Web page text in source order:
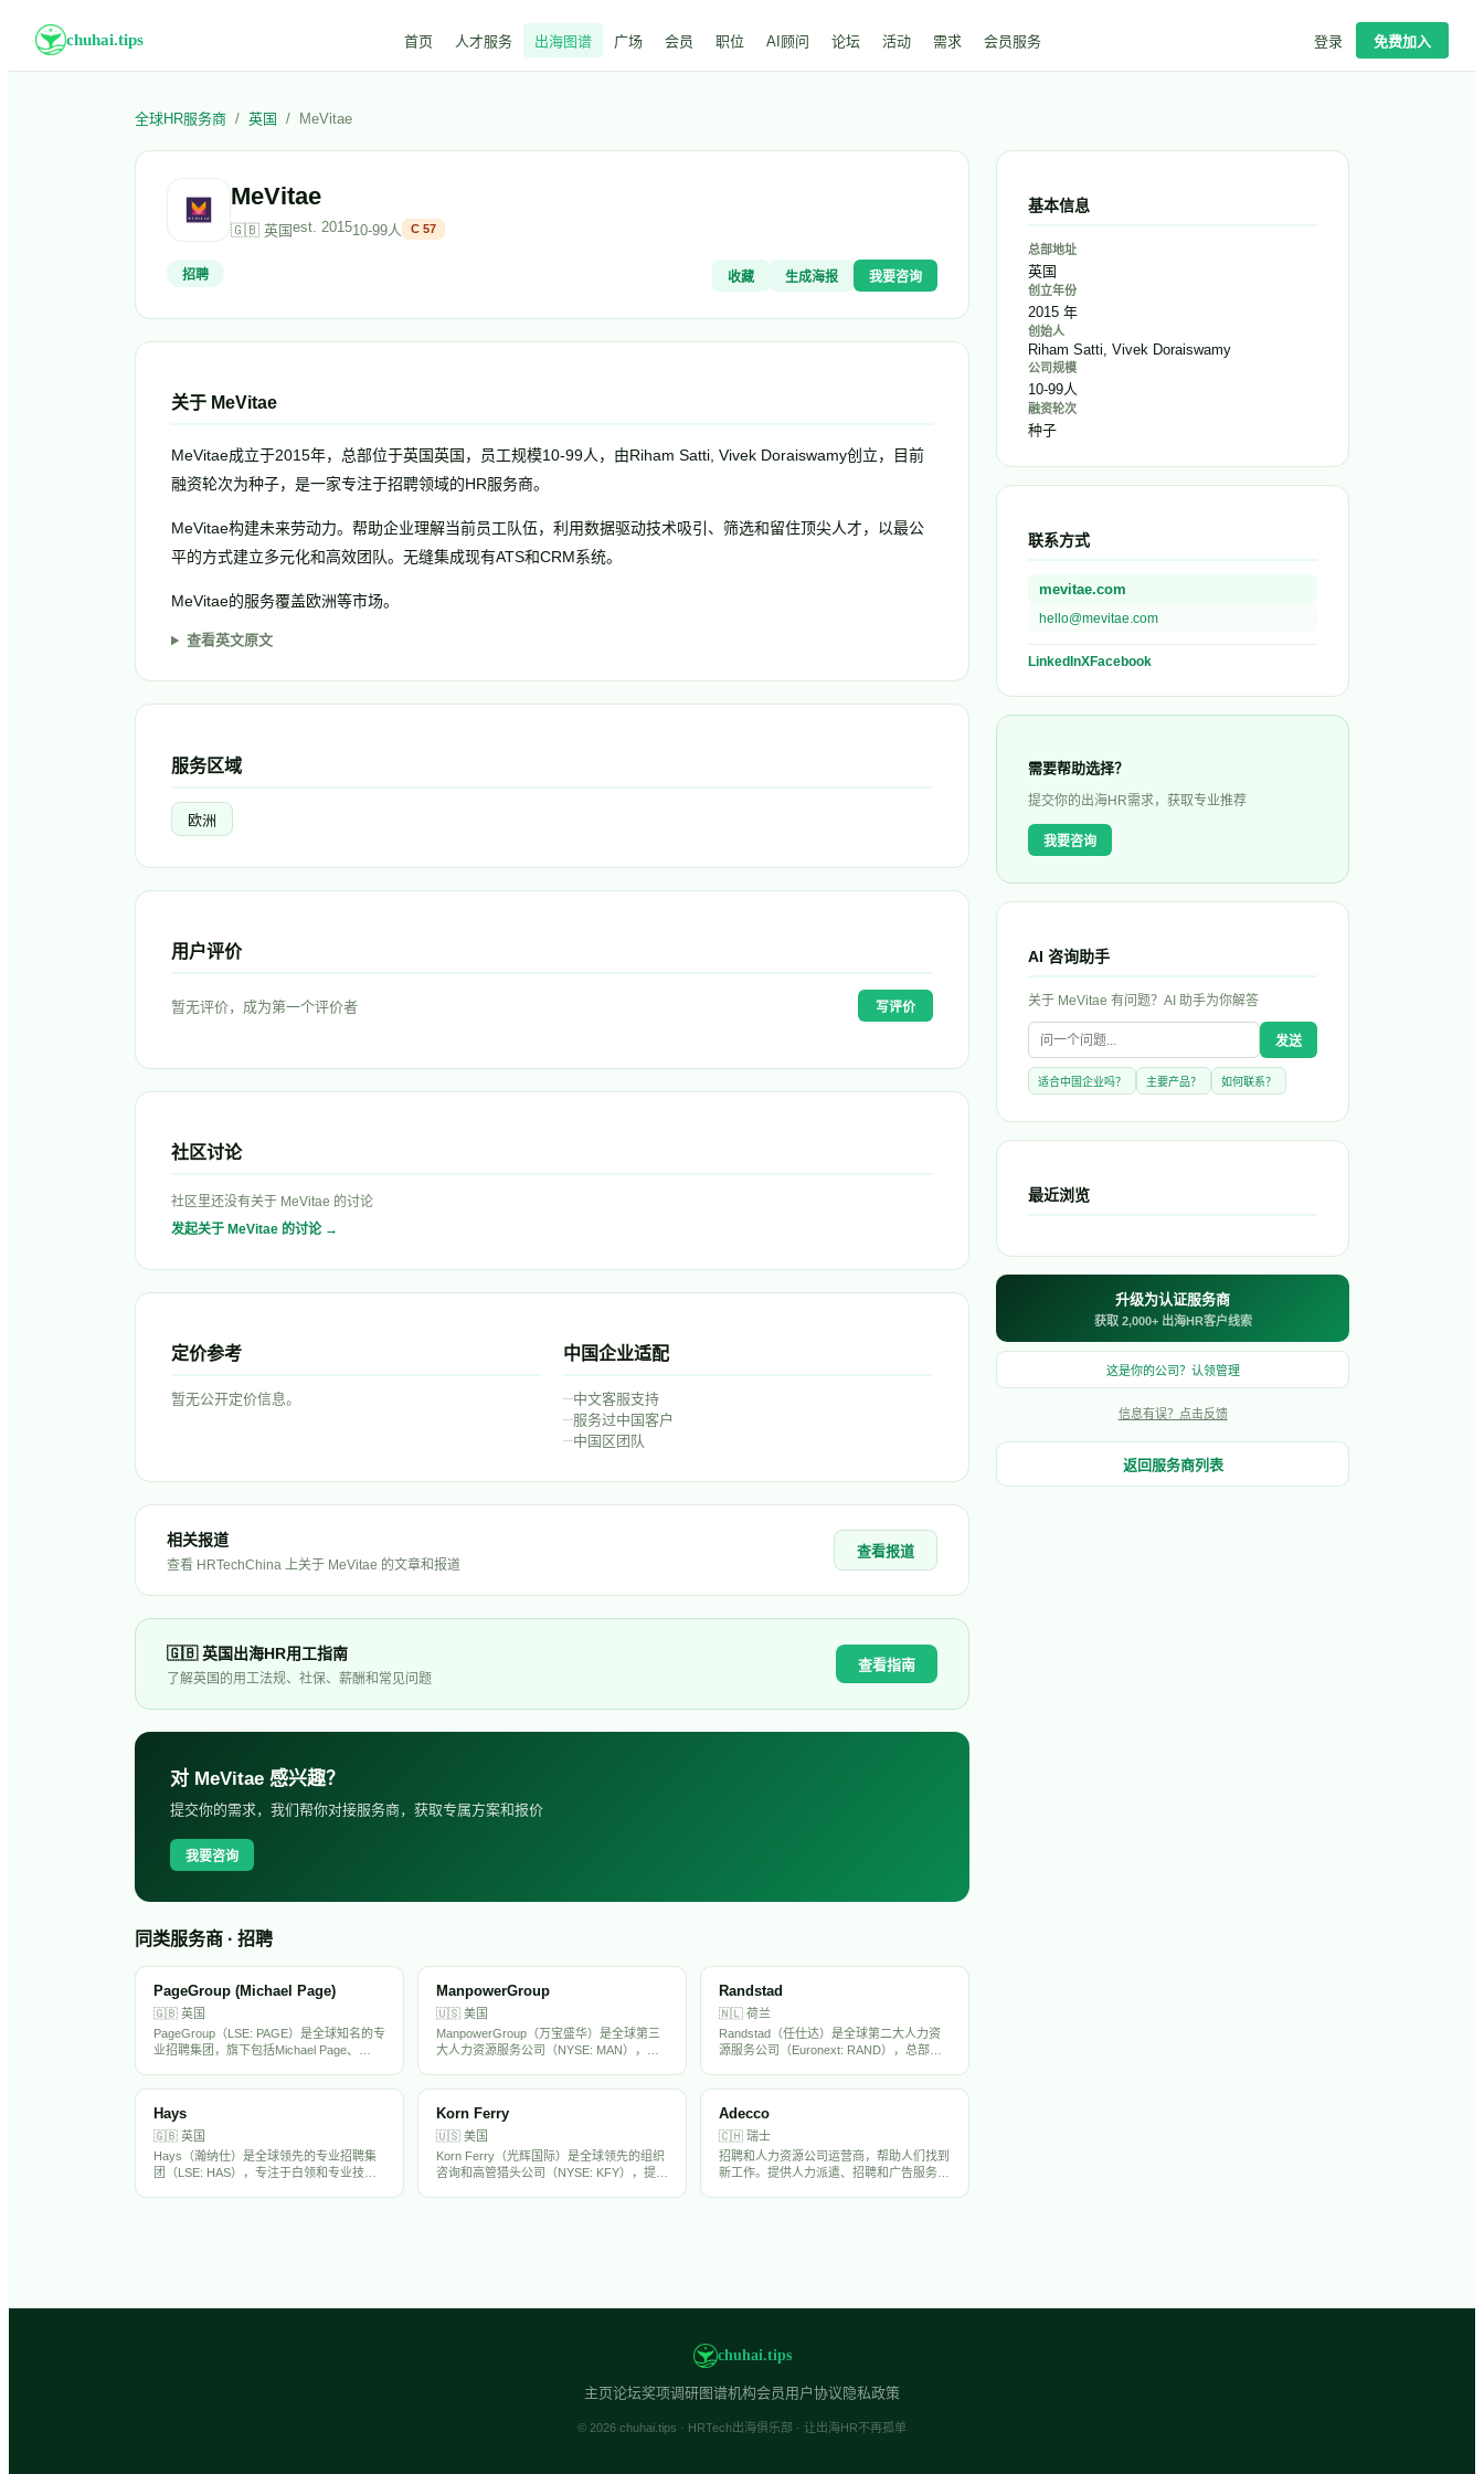
chuhai.tips 首页 人才服务 出海图谱 广场 会员 职位 AI顾问 论坛 活动 需求 会员服务 登录 免费加入
全球HR服务商 / 英国 / MeVitae
MeVitae
🇬🇧 英国est. 201510-99人 C 57
招聘 收藏 生成海报 我要咨询
关于 MeVitae
MeVitae成立于2015年，总部位于英国英国，员工规模10-99人，由Riham Satti, Vivek Doraiswamy创立，目前
融资轮次为种子，是一家专注于招聘领域的HR服务商。
MeVitae构建未来劳动力。帮助企业理解当前员工队伍，利用数据驱动技术吸引、筛选和留住顶尖人才，以最公
平的方式建立多元化和高效团队。无缝集成现有ATS和CRM系统。
MeVitae的服务覆盖欧洲等市场。
查看英文原文
服务区域
欧洲
用户评价
暂无评价，成为第一个评价者 写评价
社区讨论
社区里还没有关于 MeVitae 的讨论
发起关于 MeVitae 的讨论 →
定价参考
暂无公开定价信息。
中国企业适配
–中文客服支持
–服务过中国客户
–中国区团队
相关报道
查看 HRTechChina 上关于 MeVitae 的文章和报道
查看报道
🇬🇧 英国出海HR用工指南
了解英国 的用工法规、社保、薪酬和常见问题
查看指南
对 MeVitae 感兴趣？
提交你的需求，我们帮你对接服务商，获取专属方案和报价
我要咨询
同类服务商 · 招聘
PageGroup (Michael Page)
🇬🇧 英国
PageGroup（LSE: PAGE）是全球知名的专
业招聘集团，旗下包括Michael Page、
程、法律等专业领域。PageGroup在中国大
陆和香港均有运营，是出海企业常用的海外
招聘伙伴。
ManpowerGroup
🇺🇸 美国
ManpowerGroup（万宝盛华）是全球第三
大人力资源服务公司（NYSE: MAN），旗
动力解决方案，年营收约190亿美元。万宝
盛华在中国市场深耕多年，是出海企业的重
要HR服务伙伴。
Randstad
🇳🇱 荷兰
Randstad（任仕达）是全球第二大人力资
源服务公司（Euronext: RAND），总部位
分支机构，是出海企业海外招聘的重要合作
伙伴。
Hays
🇬🇧 英国
Hays（瀚纳仕）是全球领先的专业招聘集
团（LSE: HAS），专注于白领和专业技术
Korn Ferry
🇺🇸 美国
Korn Ferry（光辉国际）是全球领先的组织
咨询和高管猎头公司（NYSE: KFY），提供
Adecco
🇨🇭 瑞士
招聘和人力资源公司运营商，帮助人们找到
新工作。提供人力派遣、招聘和广告服务，
基本信息
总部地址
英国
创立年份
2015 年
创始人
Riham Satti, Vivek Doraiswamy
公司规模
10-99人
融资轮次
种子
联系方式
mevitae.com
hello@mevitae.com
LinkedInXFacebook
需要帮助选择？
提交你的出海HR需求，获取专业推荐
我要咨询
AI 咨询助手
关于 MeVitae 有问题？AI 助手为你解答
发送
适合中国企业吗？ 主要产品？ 如何联系？
最近浏览
升级为认证服务商
获取 2,000+ 出海HR客户线索
这是你的公司？认领管理
信息有误？点击反馈
返回服务商列表
chuhai.tips
主页论坛奖项调研图谱机构会员 用户协议 隐私政策
© 2026 chuhai.tips · HRTech出海俱乐部 · 让出海HR不再孤单